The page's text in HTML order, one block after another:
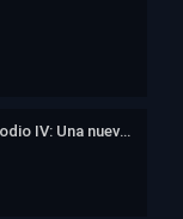
La guerra de las galaxias Episodio IV: Una nueva esperanza